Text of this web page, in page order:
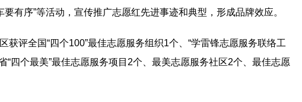
要有序”等活动，宣传推广志愿红先进事迹和典型，形成品牌效应。
获评全国“四个100”最佳志愿服务组织1个、“学雷锋志愿服务联络工
“四个最美”最佳志愿服务项目2个、最美志愿服务社区2个、最佳志愿